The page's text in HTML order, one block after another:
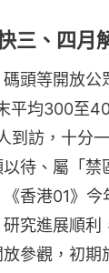
三、四月
頭等開放公
平均300至
到訪，十分
待、屬「禁
香港01》今
究進展順利
參觀，初期